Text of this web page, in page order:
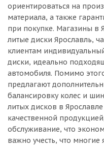
ориентироваться на
материала, а также
при покупке. Магазины в
литые диски Ярославль,
клиентам
диски, идеально
автомобиля. Помимо
предлагают
балансировку колес и
литых дисков в
качественной
обслуживание, что
важно учесть, что многие